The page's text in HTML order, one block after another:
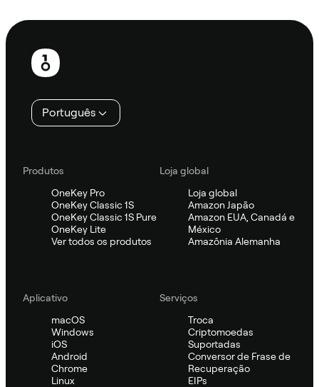
Rodapé
Português
Produtos
OneKey Pro
OneKey Classic 1S
OneKey Classic 1S Pure
OneKey Lite
Ver todos os produtos
Loja global
Loja global
Amazon Japão
Amazon EUA, Canadá e
México
Amazônia Alemanha
Aplicativo
macOS
Windows
iOS
Android
Chrome
Linux
Serviços
Troca
Criptomoedas
Suportadas
Conversor de Frase de
Recuperação
EIPs